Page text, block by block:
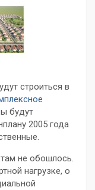
строиться в
будут
2005 года
не обошлось.
нагрузке, о